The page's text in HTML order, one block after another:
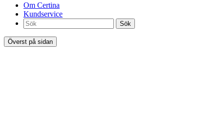
Om Certina
Kundservice
Sök
Överst på sidan